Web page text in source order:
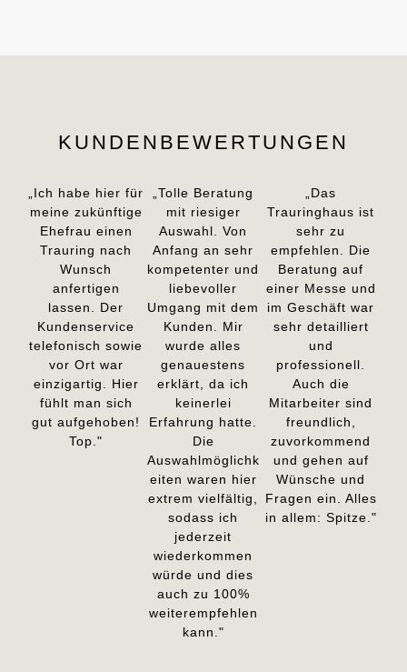
KUNDENBEWERTUNGEN
„Ich habe hier für
meine zukünftige
Ehefrau einen
Trauring nach
Wunsch
anfertigen
lassen. Der
Kundenservice
telefonisch sowie
vor Ort war
einzigartig. Hier
fühlt man sich
gut aufgehoben!
Top."
„Tolle Beratung
mit riesiger
Auswahl. Von
Anfang an sehr
kompetenter und
liebevoller
Umgang mit dem
Kunden. Mir
wurde alles
genauestens
erklärt, da ich
keinerlei
Erfahrung hatte.
Die
Auswahlmöglichk
eiten waren hier
extrem vielfältig,
sodass ich
jederzeit
wiederkommen
würde und dies
auch zu 100%
weiterempfehlen
kann."
„Das
Trauringhaus ist
sehr zu
empfehlen. Die
Beratung auf
einer Messe und
im Geschäft war
sehr detailliert
und
professionell.
Auch die
Mitarbeiter sind
freundlich,
zuvorkommend
und gehen auf
Wünsche und
Fragen ein. Alles
in allem: Spitze."